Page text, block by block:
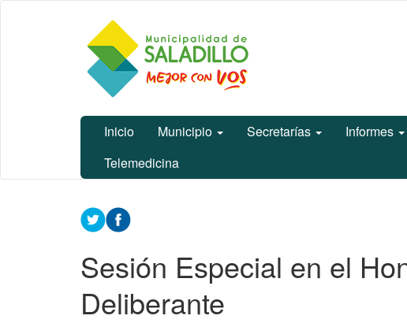
Municipalidad
de Saladillo
Inicio Municipio Secretarías Informes
Telemedicina
Contenido
principal
Sesión Especial en el
Deliberante